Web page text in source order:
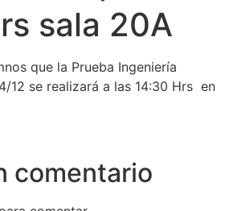
sala 20A
que la Prueba Ingeniería
12 se realizará a las 14:30 Hrs en
comentario